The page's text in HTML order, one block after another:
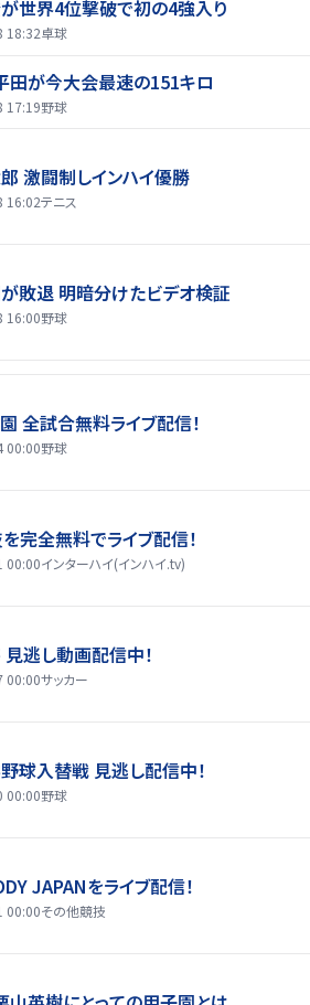
世界4位撃破で初の4強入り
18:32卓球
田が今大会最速の151キロ
17:19野球
激闘制しインハイ優勝
16:02テニス
敗退 明暗分けたビデオ検証
16:00野球
全試合無料ライブ配信！
00:00野球
完全無料でライブ配信！
00:00インターハイ(インハイ.tv)
逃し動画配信中！
00:00サッカー
球入替戦 見逃し配信中！
00:00野球
JAPANをライブ配信！
00:00その他競技